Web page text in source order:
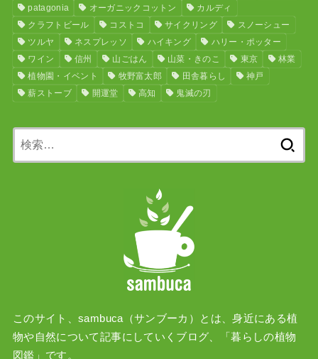
patagonia
オーガニックコットン
カルディ
クラフトビール
コストコ サイクリング
スノーシュー
ツルヤ
ネスプレッソ ハイキング
ハリー・ポッター
ワイン
信州 山ごはん 山菜・きのこ 東京
林業
植物園・イベント
牧野富太郎 田舎暮らし
神戸
薪ストーブ
開運堂 高知 鬼滅の刃
このサイト、sambuca（サンブーカ）とは、身近にある植
物や自然について記事にしていくブログ、「暮らしの植物
図鑑」です。